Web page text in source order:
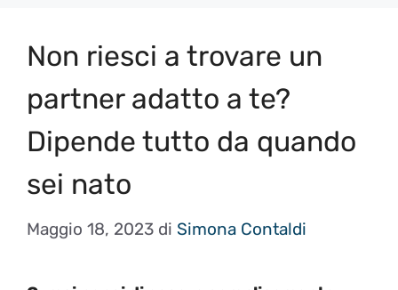
Non riesci a trovare un
partner adatto a te?
Dipende tutto da quando
sei nato
Maggio 18, 2023 di Simona Contaldi